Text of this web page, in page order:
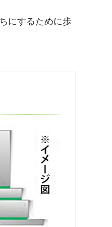
にするために歩